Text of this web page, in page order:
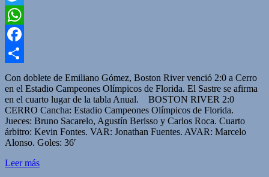
Twitter
WhatsApp
Facebook
Compartir
Con doblete de Emiliano Gómez, Boston River venció 2:0 a Cerro
en el Estadio Campeones Olímpicos de Florida. El Sastre se afirma
en el cuarto lugar de la tabla Anual. BOSTON RIVER 2:0
CERRO Cancha: Estadio Campeones Olímpicos de Florida.
Jueces: Bruno Sacarelo, Agustín Berisso y Carlos Roca. Cuarto
árbitro: Kevin Fontes. VAR: Jonathan Fuentes. AVAR: Marcelo
Alonso. Goles: 36′
Leer más